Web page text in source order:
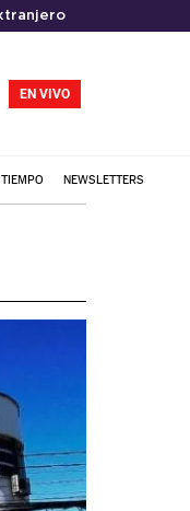
EN VIVO
NEWSLETTERS